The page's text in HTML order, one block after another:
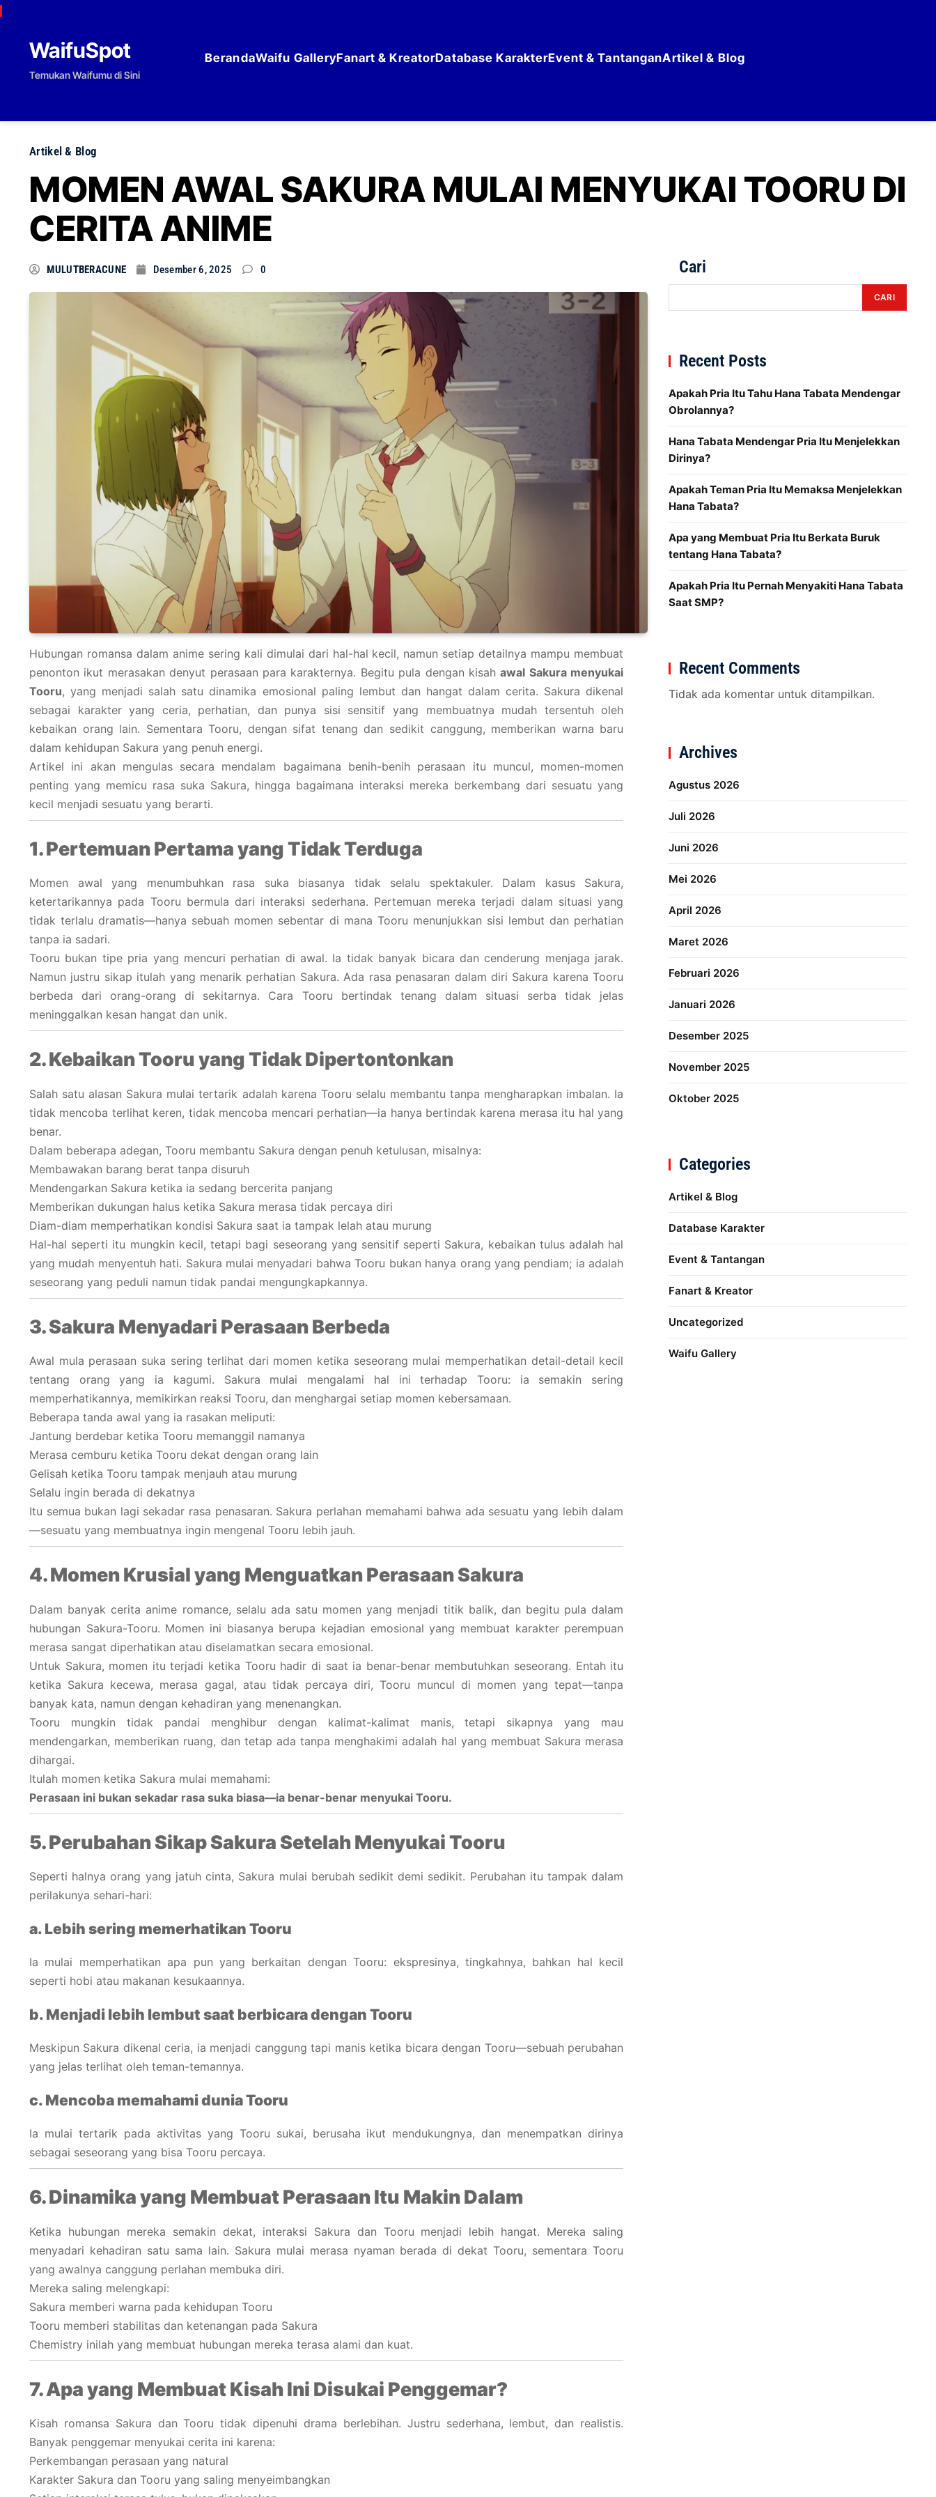
Skip to content
WaifuSpot
Temukan Waifumu di Sini
BerandaWaifu GalleryFanart & KreatorDatabase KarakterEvent & TantanganArtikel & Blog
Artikel & Blog
MOMEN AWAL SAKURA MULAI MENYUKAI TOORU DI
CERITA ANIME
MULUTBERACUNE Desember 6, 2025 0
Hubungan romansa dalam anime sering kali dimulai dari hal-hal kecil, namun setiap detailnya mampu membuat
penonton ikut merasakan denyut perasaan para karakternya. Begitu pula dengan kisahawal Sakura menyukai
Tooru, yang menjadi salah satu dinamika emosional paling lembut dan hangat dalam cerita. Sakura dikenal
sebagai karakter yang ceria, perhatian, dan punya sisi sensitif yang membuatnya mudah tersentuh oleh
kebaikan orang lain. Sementara Tooru, dengan sifat tenang dan sedikit canggung, memberikan warna baru
dalam kehidupan Sakura yang penuh energi.
Artikel ini akan mengulas secara mendalam bagaimana benih-benih perasaan itu muncul, momen-momen
penting yang memicu rasa suka Sakura, hingga bagaimana interaksi mereka berkembang dari sesuatu yang
kecil menjadi sesuatu yang berarti.
1. Pertemuan Pertama yang Tidak Terduga
Momen awal yang menumbuhkan rasa suka biasanya tidak selalu spektakuler. Dalam kasus Sakura,
ketertarikannya pada Tooru bermula dari interaksi sederhana. Pertemuan mereka terjadi dalam situasi yang
tidak terlalu dramatis—hanya sebuah momen sebentar di mana Tooru menunjukkan sisi lembut dan perhatian
tanpa ia sadari.
Tooru bukan tipe pria yang mencuri perhatian di awal. Ia tidak banyak bicara dan cenderung menjaga jarak.
Namun justru sikap itulah yang menarik perhatian Sakura. Ada rasa penasaran dalam diri Sakura karena Tooru
berbeda dari orang-orang di sekitarnya. Cara Tooru bertindak tenang dalam situasi serba tidak jelas
meninggalkan kesan hangat dan unik.
2. Kebaikan Tooru yang Tidak Dipertontonkan
Salah satu alasan Sakura mulai tertarik adalah karena Tooru selalu membantu tanpa mengharapkan imbalan. Ia
tidak mencoba terlihat keren, tidak mencoba mencari perhatian—ia hanya bertindak karena merasa itu hal yang
benar.
Dalam beberapa adegan, Tooru membantu Sakura dengan penuh ketulusan, misalnya:
Membawakan barang berat tanpa disuruh
Mendengarkan Sakura ketika ia sedang bercerita panjang
Memberikan dukungan halus ketika Sakura merasa tidak percaya diri
Diam-diam memperhatikan kondisi Sakura saat ia tampak lelah atau murung
Hal-hal seperti itu mungkin kecil, tetapi bagi seseorang yang sensitif seperti Sakura, kebaikan tulus adalah hal
yang mudah menyentuh hati. Sakura mulai menyadari bahwa Tooru bukan hanya orang yang pendiam; ia adalah
seseorang yang peduli namun tidak pandai mengungkapkannya.
3. Sakura Menyadari Perasaan Berbeda
Awal mula perasaan suka sering terlihat dari momen ketika seseorang mulai memperhatikan detail-detail kecil
tentang orang yang ia kagumi. Sakura mulai mengalami hal ini terhadap Tooru: ia semakin sering
memperhatikannya, memikirkan reaksi Tooru, dan menghargai setiap momen kebersamaan.
Beberapa tanda awal yang ia rasakan meliputi:
Jantung berdebar ketika Tooru memanggil namanya
Merasa cemburu ketika Tooru dekat dengan orang lain
Gelisah ketika Tooru tampak menjauh atau murung
Selalu ingin berada di dekatnya
Itu semua bukan lagi sekadar rasa penasaran. Sakura perlahan memahami bahwa ada sesuatu yang lebih dalam
—sesuatu yang membuatnya ingin mengenal Tooru lebih jauh.
4. Momen Krusial yang Menguatkan Perasaan Sakura
Dalam banyak cerita anime romance, selalu ada satu momen yang menjadi titik balik, dan begitu pula dalam
hubungan Sakura-Tooru. Momen ini biasanya berupa kejadian emosional yang membuat karakter perempuan
merasa sangat diperhatikan atau diselamatkan secara emosional.
Untuk Sakura, momen itu terjadi ketika Tooru hadir di saat ia benar-benar membutuhkan seseorang. Entah itu
ketika Sakura kecewa, merasa gagal, atau tidak percaya diri, Tooru muncul di momen yang tepat—tanpa
banyak kata, namun dengan kehadiran yang menenangkan.
Tooru mungkin tidak pandai menghibur dengan kalimat-kalimat manis, tetapi sikapnya yang mau
mendengarkan, memberikan ruang, dan tetap ada tanpa menghakimi adalah hal yang membuat Sakura merasa
dihargai.
Itulah momen ketika Sakura mulai memahami:
Perasaan ini bukan sekadar rasa suka biasa—ia benar-benar menyukai Tooru.
5. Perubahan Sikap Sakura Setelah Menyukai Tooru
Seperti halnya orang yang jatuh cinta, Sakura mulai berubah sedikit demi sedikit. Perubahan itu tampak dalam
perilakunya sehari-hari:
a. Lebih sering memerhatikan Tooru
Ia mulai memperhatikan apa pun yang berkaitan dengan Tooru: ekspresinya, tingkahnya, bahkan hal kecil
seperti hobi atau makanan kesukaannya.
b. Menjadi lebih lembut saat berbicara dengan Tooru
Meskipun Sakura dikenal ceria, ia menjadi canggung tapi manis ketika bicara dengan Tooru—sebuah perubahan
yang jelas terlihat oleh teman-temannya.
c. Mencoba memahami dunia Tooru
Ia mulai tertarik pada aktivitas yang Tooru sukai, berusaha ikut mendukungnya, dan menempatkan dirinya
sebagai seseorang yang bisa Tooru percaya.
6. Dinamika yang Membuat Perasaan Itu Makin Dalam
Ketika hubungan mereka semakin dekat, interaksi Sakura dan Tooru menjadi lebih hangat. Mereka saling
menyadari kehadiran satu sama lain. Sakura mulai merasa nyaman berada di dekat Tooru, sementara Tooru
yang awalnya canggung perlahan membuka diri.
Mereka saling melengkapi:
Sakura memberi warna pada kehidupan Tooru
Tooru memberi stabilitas dan ketenangan pada Sakura
Chemistry inilah yang membuat hubungan mereka terasa alami dan kuat.
7. Apa yang Membuat Kisah Ini Disukai Penggemar?
Kisah romansa Sakura dan Tooru tidak dipenuhi drama berlebihan. Justru sederhana, lembut, dan realistis.
Banyak penggemar menyukai cerita ini karena:
Perkembangan perasaan yang natural
Karakter Sakura dan Tooru yang saling menyeimbangkan
Cari
CARI
Recent Posts
Apakah Pria Itu Tahu Hana Tabata Mendengar
Obrolannya?
Hana Tabata Mendengar Pria Itu Menjelekkan
Dirinya?
Apakah Teman Pria Itu Memaksa Menjelekkan
Hana Tabata?
Apa yang Membuat Pria Itu Berkata Buruk
tentang Hana Tabata?
Apakah Pria Itu Pernah Menyakiti Hana Tabata
Saat SMP?
Recent Comments
Tidak ada komentar untuk ditampilkan.
Archives
Agustus 2026
Juli 2026
Juni 2026
Mei 2026
April 2026
Maret 2026
Februari 2026
Januari 2026
Desember 2025
November 2025
Oktober 2025
Categories
Artikel & Blog
Database Karakter
Event & Tantangan
Fanart & Kreator
Uncategorized
Waifu Gallery